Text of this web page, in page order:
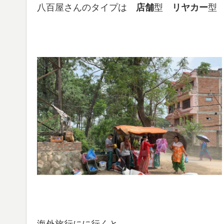
八百屋さんのタイプは 店舗型 リヤカー型